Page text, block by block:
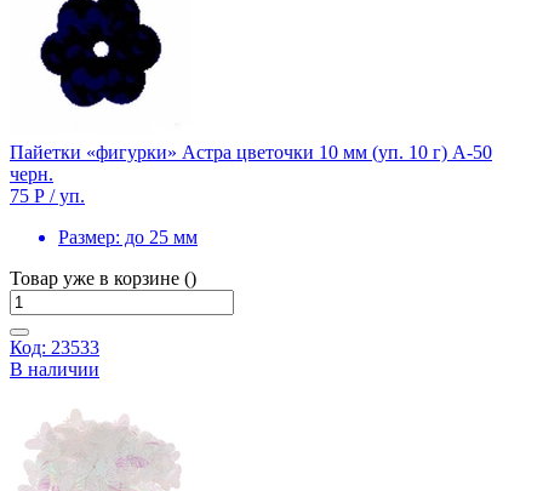
Пайетки «фигурки» Астра цветочки 10 мм (уп. 10 г) А-50
черн.
75 Р / уп.
Размер: до 25 мм
Товар уже в корзине ()
Код: 23533
В наличии